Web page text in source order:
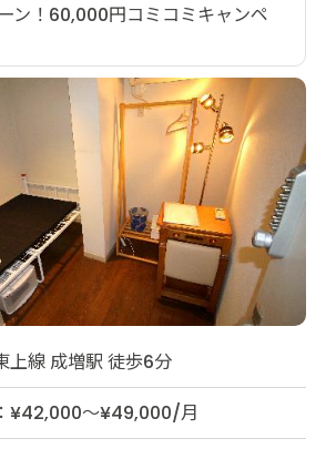
！60,000円コミコミキャンペ
上線 成増駅 徒歩6分
¥42,000～¥49,000/月